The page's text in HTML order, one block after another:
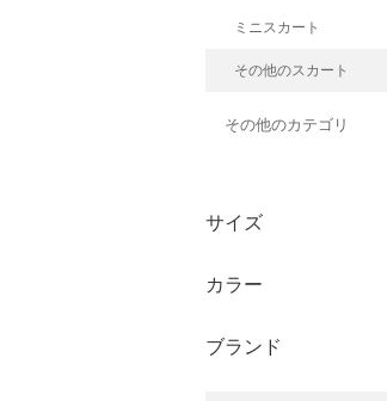
ミニスカート
その他のスカート
その他のカテゴリ
パンツ
ワンピース・ドレス
サイズ
M
カラー
ブランド